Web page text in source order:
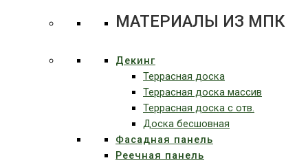
МАТЕРИАЛЫ ИЗ МПК
Декинг
Террасная доска
Террасная доска массив
Террасная доска c отв.
Доска бесшовная
Фасадная панель
Реечная панель